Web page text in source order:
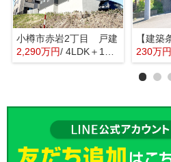
小樽市赤岩2丁目 戸建
2,290万円/ 4LDK＋1S(納戸)
230万円